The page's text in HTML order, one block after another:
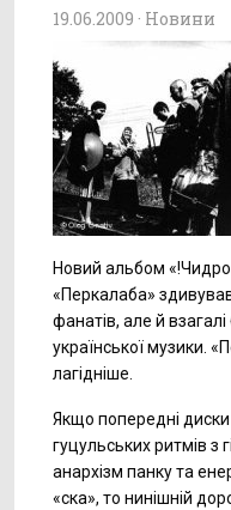
19.06.2009 · Новини
Новий альбом
«Перкалаба»
фанатів, але й
української музики.
лагідніше.
Якщо попередні
гуцульських ритмів з
анархізм панку та
«ска», то нинішній